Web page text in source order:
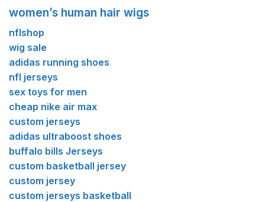
women’s human hair wigs
nflshop
wig sale
adidas running shoes
nfl jerseys
sex toys for men
cheap nike air max
custom jerseys
adidas ultraboost shoes
buffalo bills Jerseys
custom basketball jersey
custom jersey
custom jerseys basketball